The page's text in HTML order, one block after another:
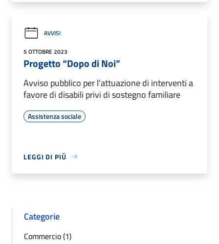
AVVISI
5 OTTOBRE 2023
Progetto “Dopo di Noi”
Avviso pubblico per l’attuazione di interventi a
favore di disabili privi di sostegno familiare
Assistenza sociale
LEGGI DI PIÙ
Categorie
Commercio (1)